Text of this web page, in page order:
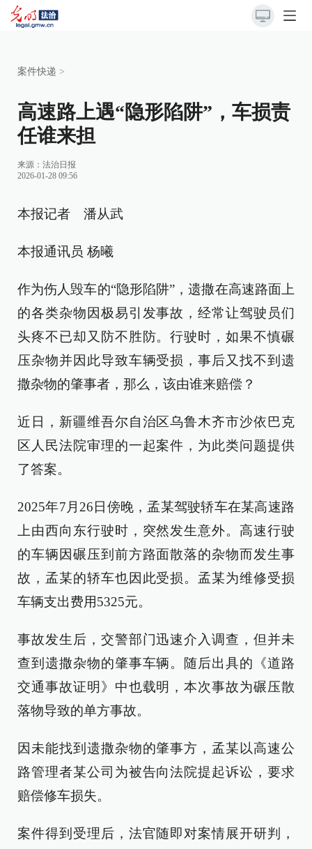
案件快递 >
高速路上遇“隐形陷阱”，车损责
任谁来担
来源： 法治日报
2026-01-28 09:56
本报记者 潘从武
本报通讯员 杨曦
作为伤人毁车的“隐形陷阱”，遗撒在高速路面上
的各类杂物因极易引发事故，经常让驾驶员们
头疼不已却又防不胜防。行驶时，如果不慎碾
压杂物并因此导致车辆受损，事后又找不到遗
撒杂物的肇事者，那么，该由谁来赔偿？
近日，新疆维吾尔自治区乌鲁木齐市沙依巴克
区人民法院审理的一起案件，为此类问题提供
了答案。
2025年7月26日傍晚，孟某驾驶轿车在某高速路
上由西向东行驶时，突然发生意外。高速行驶
的车辆因碾压到前方路面散落的杂物而发生事
故，孟某的轿车也因此受损。孟某为维修受损
车辆支出费用5325元。
事故发生后，交警部门迅速介入调查，但并未
查到遗撒杂物的肇事车辆。随后出具的《道路
交通事故证明》中也载明，本次事故为碾压散
落物导致的单方事故。
因未能找到遗撒杂物的肇事方，孟某以高速公
路管理者某公司为被告向法院提起诉讼，要求
赔偿修车损失。
案件得到受理后，法官随即对案情展开研判，